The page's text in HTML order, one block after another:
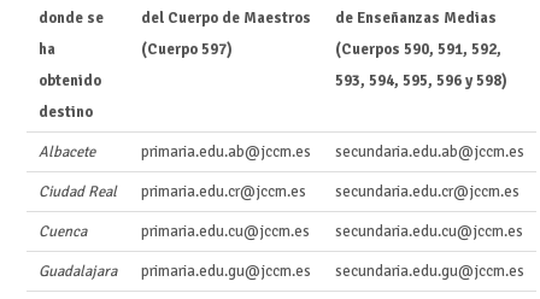
donde se
ha
obtenido
destino
del Cuerpo de Maestros
(Cuerpo 597)
de Enseñanzas Medias
(Cuerpos 590, 591, 592,
593, 594, 595, 596 y 598)
Albacete primaria.edu.ab@jccm.es secundaria.edu.ab@jccm.es
Ciudad Real primaria.edu.cr@jccm.es secundaria.edu.cr@jccm.es
Cuenca primaria.edu.cu@jccm.es secundaria.edu.cu@jccm.es
Guadalajara primaria.edu.gu@jccm.es secundaria.edu.gu@jccm.es